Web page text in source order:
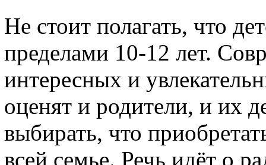
Не стоит полагать, что
пределами 10-12 лет.
интересных и
оценят и родители, и их
выбирать, что
всей семье. Речь идёт о